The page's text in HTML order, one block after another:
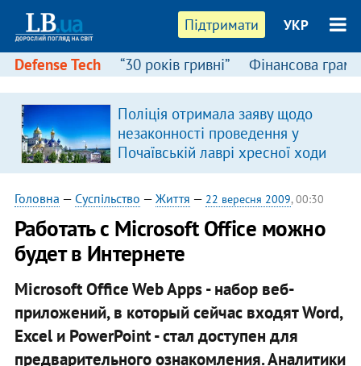
Підтримати УКР
Defense Tech “30 років гривні” Фінансова
Поліція отримала заяву щодо
незаконності проведення у
Почаївській лаврі хресної ходи
Головна — Суспільство — Життя — 22 вересня 2009, 00:30
Работать с Microsoft Office можно
будет в Интернете
Microsoft Office Web Apps - набор веб-
приложений, в который сейчас входят Word,
Excel и PowerPoint - стал доступен для
предварительного ознакомления. Аналитики